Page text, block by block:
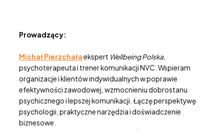
Prowadzący:
Michał Pierzchałaekspert Wellbeing Polska,
psychoterapeuta i trener komunikacji NVC. Wspieram
organizacje i klientów indywidualnych w poprawie
efektywności zawodowej, wzmocnieniu dobrostanu
psychicznego i lepszej komunikacji. Łączę perspektywę
psychologii, praktyczne narzędzia i doświadczenie
biznesowe.